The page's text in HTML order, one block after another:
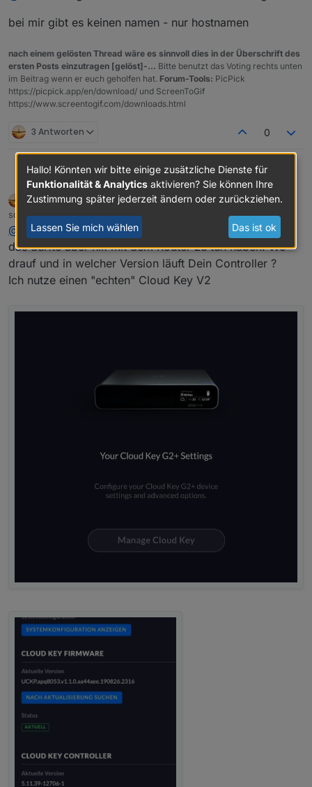
Testweise auf name geändert. Das Ergebnis ist wie
bei mir gibt es keinen namen - nur hostnamen
nach einem gelösten Thread wäre es sinnvoll dies in der Überschrift des
ersten Posts einzutragen [gelöst]-... Bitte benutzt das Voting rechts unten
im Beitrag wenn er euch geholfen hat. Forum-Tools: PicPick
https://picpick.app/en/download/ und ScreenToGif
https://www.screentogif.com/downloads.html
3 Antworten 0
liv-in-sky@dslraser liegt wohl am unterschiedlichen setting
bei mir gibt es keinen namen - nur hostnamen
dslraser FORUM TESTING MOST ACTIVE
schrieb am6. Sept. 2019, 16:32
zuletzt editiert von
@
liv-in-sky
das dürfte aber nix mit dem Router zu tun haben. Wo
drauf und in welcher Version läuft Dein Controller ?
Ich nutze einen "echten" Cloud Key V2
Hallo! Könnten wir bitte einige zusätzliche Dienste für
Funktionalität & Analytics aktivieren? Sie können Ihre
Zustimmung später jederzeit ändern oder zurückziehen.
Lassen Sie mich wählen Das ist ok